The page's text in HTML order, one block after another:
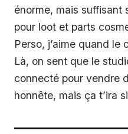
énorme, mais suffisant
pour loot et parts
Perso, j’aime quand le
Là, on sent que le
connecté pour vendre
honnête, mais ça t’ira